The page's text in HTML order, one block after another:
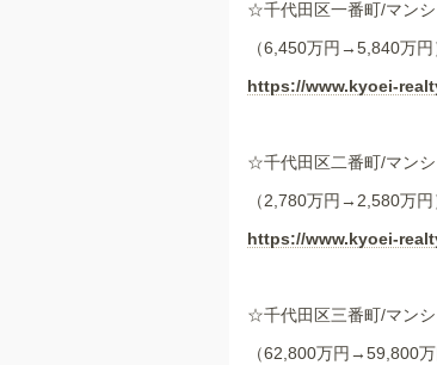
☆千代田区一番町/マン
（6,450万円→5,840万円
https://www.kyoei-
☆千代田区二番町/マン
（2,780万円→2,580万円
https://www.kyoei-
☆千代田区三番町/マン
（62,800万円→59,800万